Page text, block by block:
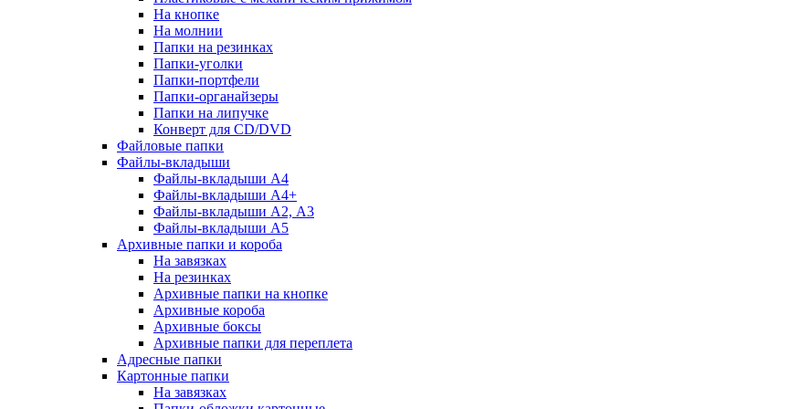
На кнопке
На молнии
Папки на резинках
Папки-уголки
Папки-портфели
Папки-органайзеры
Папки на липучке
Конверт для CD/DVD
Файловые папки
Файлы-вкладыши
Файлы-вкладыши А4
Файлы-вкладыши А4+
Файлы-вкладыши А2, А3
Файлы-вкладыши А5
Архивные папки и короба
На завязках
На резинках
Архивные папки на кнопке
Архивные короба
Архивные боксы
Архивные папки для переплета
Адресные папки
Картонные папки
На завязках